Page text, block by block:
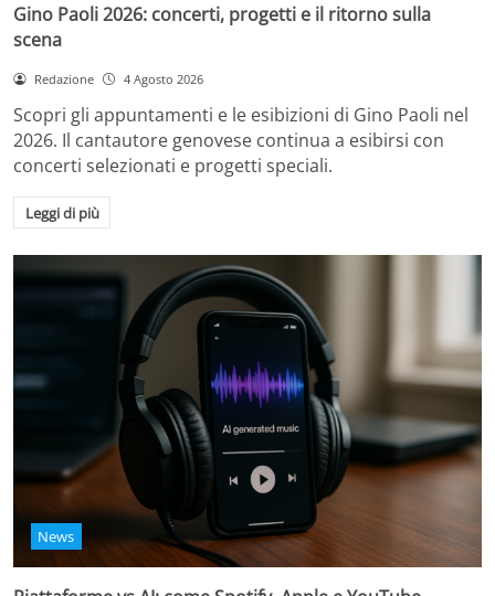
Gino Paoli 2026: concerti, progetti e il ritorno sulla
scena
Redazione 4 Agosto 2026
Scopri gli appuntamenti e le esibizioni di Gino Paoli nel
2026. Il cantautore genovese continua a esibirsi con
concerti selezionati e progetti speciali.
Leggi di più
News